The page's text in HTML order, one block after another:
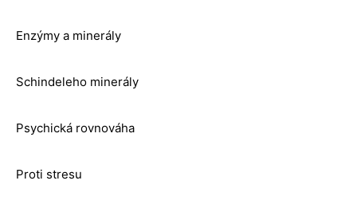
Enzýmy a minerály
Schindeleho minerály
Psychická rovnováha
Proti stresu